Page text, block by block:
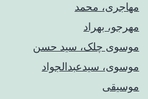
مهاجری، محمد
مهرجو، بهراد
موسوی چلک، سید حسن
موسوی، سیدعبدالجواد
موسیقی